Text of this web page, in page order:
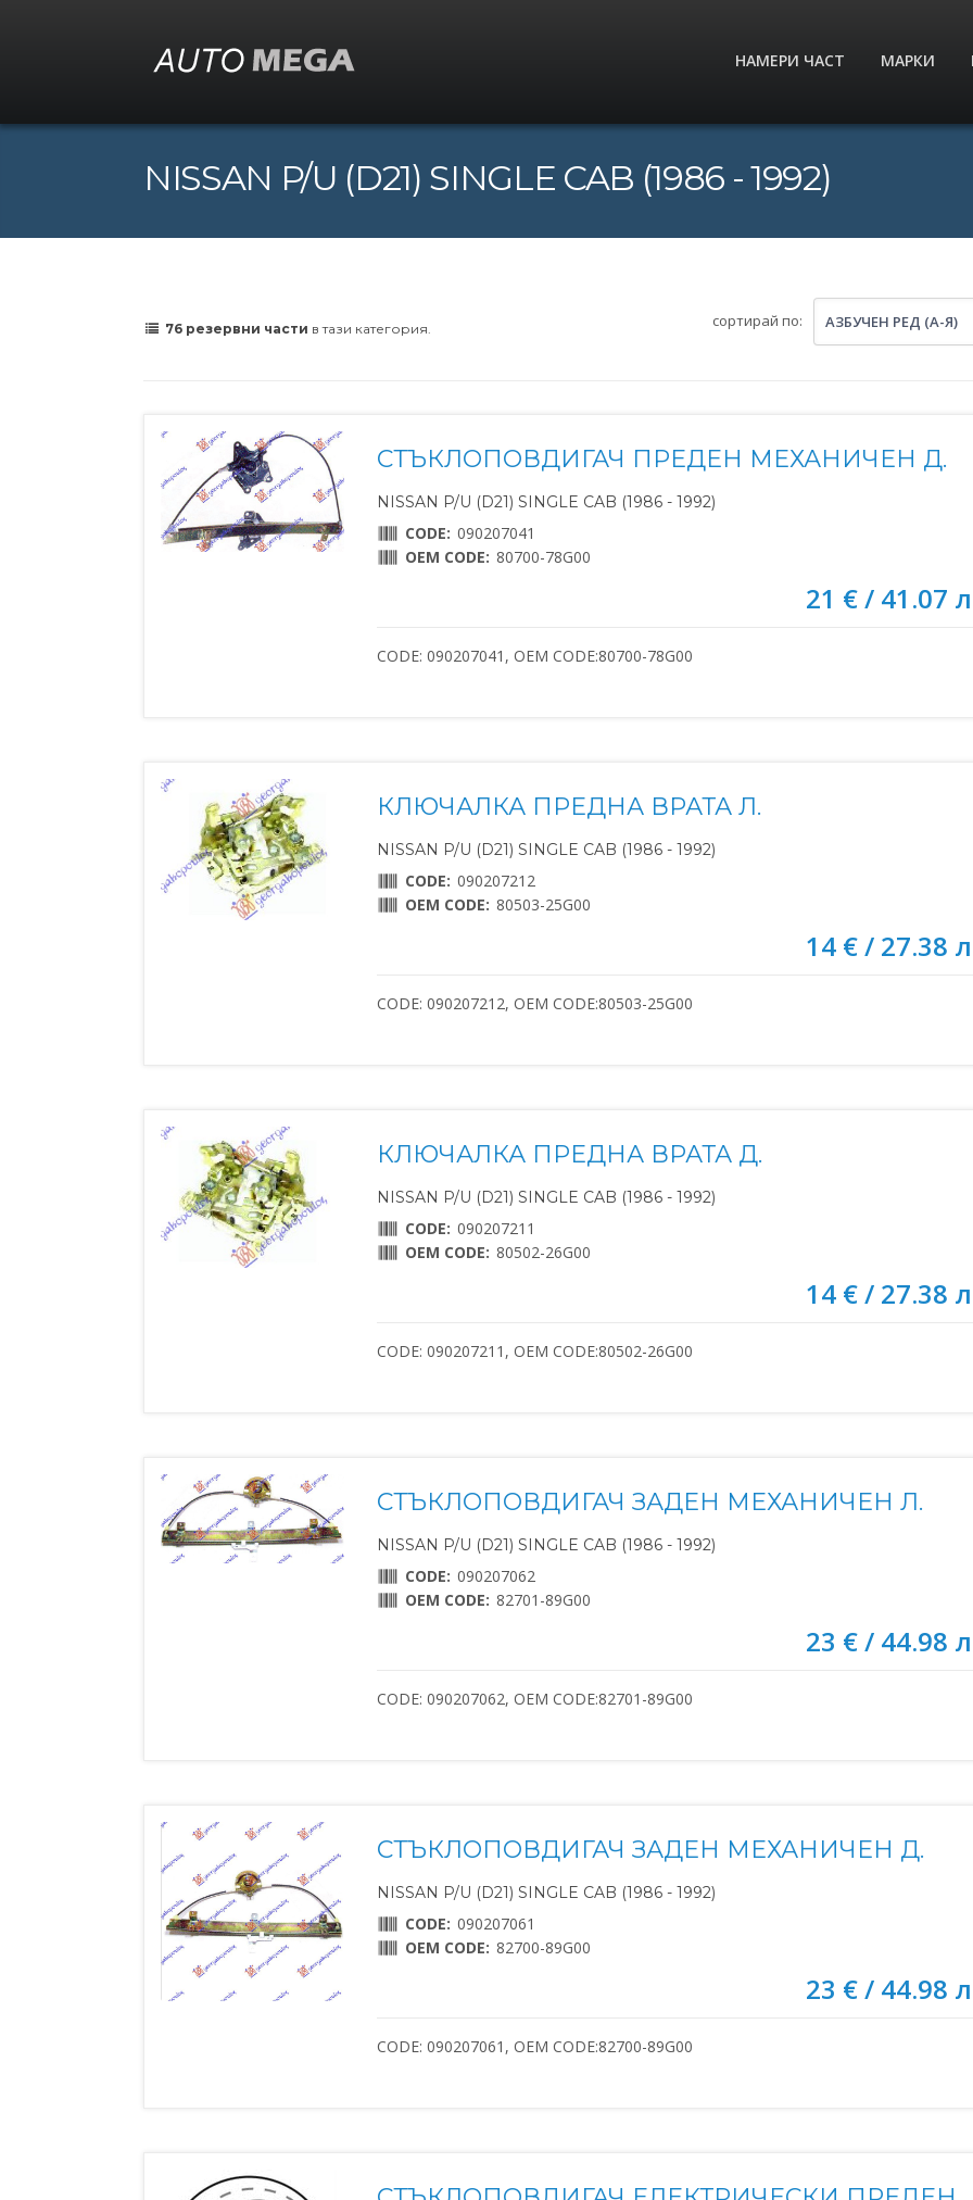
НАМЕРИ ЧАСТ МАРКИ
NISSAN P/U (D21) SINGLE CAB (1986 - 1992)
76 резервни части в тази категория. сортирай по: АЗБУЧЕН РЕД (А-Я)
СТЪКЛОПОВДИГАЧ ПРЕДЕН МЕХАНИЧЕН Д.
NISSAN P/U (D21) SINGLE CAB (1986 - 1992)
CODE: 090207041
OEM CODE: 80700-78G00
21 € / 41.07
CODE: 090207041, OEM CODE:80700-78G00
КЛЮЧАЛКА ПРЕДНА ВРАТА Л.
NISSAN P/U (D21) SINGLE CAB (1986 - 1992)
CODE: 090207212
OEM CODE: 80503-25G00
14 € / 27.38
CODE: 090207212, OEM CODE:80503-25G00
КЛЮЧАЛКА ПРЕДНА ВРАТА Д.
NISSAN P/U (D21) SINGLE CAB (1986 - 1992)
CODE: 090207211
OEM CODE: 80502-26G00
14 € / 27.38
CODE: 090207211, OEM CODE:80502-26G00
СТЪКЛОПОВДИГАЧ ЗАДЕН МЕХАНИЧЕН Л.
NISSAN P/U (D21) SINGLE CAB (1986 - 1992)
CODE: 090207062
OEM CODE: 82701-89G00
23 € / 44.98
CODE: 090207062, OEM CODE:82701-89G00
СТЪКЛОПОВДИГАЧ ЗАДЕН МЕХАНИЧЕН Д.
NISSAN P/U (D21) SINGLE CAB (1986 - 1992)
CODE: 090207061
OEM CODE: 82700-89G00
23 € / 44.98
CODE: 090207061, OEM CODE:82700-89G00